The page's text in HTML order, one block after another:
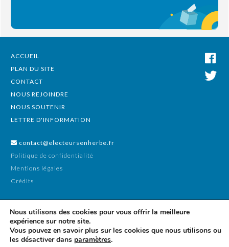
ACCUEIL
PLAN DU SITE
CONTACT
NOUS REJOINDRE
NOUS SOUTENIR
LETTRE D'INFORMATION
contact@electeursenherbe.fr
Politique de confidentialité
Mentions légales
Crédits
Nous utilisons des cookies pour vous offrir la meilleure
expérience sur notre site.
Vous pouvez en savoir plus sur les cookies que nous utilisons ou
les désactiver dans paramètres.